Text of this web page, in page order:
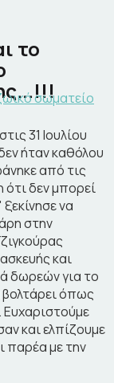
το
σωματείο
31 Ιουλίου
ήταν καθόλου
από τις
ότι δεν μπορεί
να
στην
και
δωρεών για το
όπως
Ευχαριστούμε
και ελπίζουμε
παρέα με την